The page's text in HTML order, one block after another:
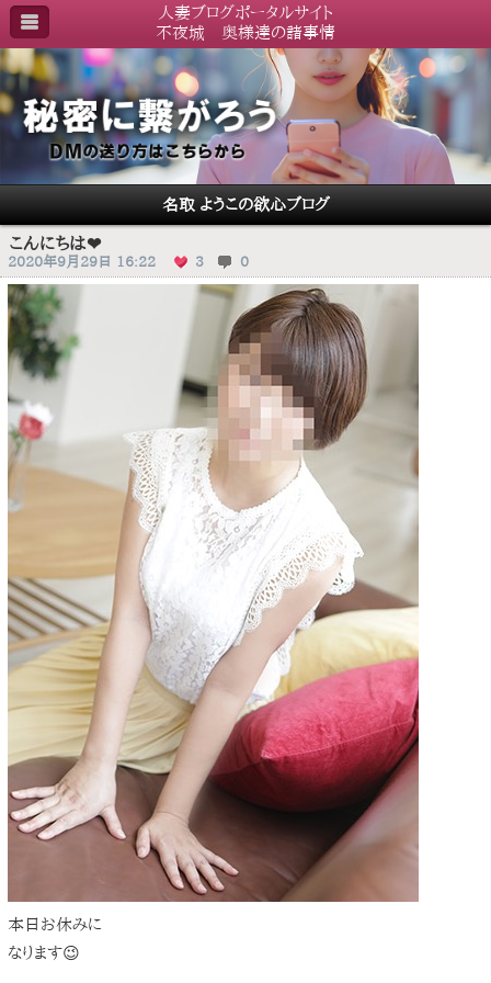
人妻ブログポータルサイト
不夜城 奥様達の諸事情
名取 ようこの欲心ブログ
こんにちは❤
2020年9月29日 16:22 3 0
本日お休みに
なります😉